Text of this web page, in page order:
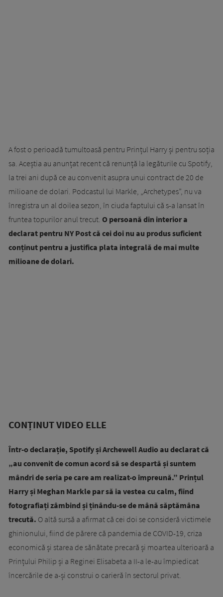
A fost o perioadă tumultoasă pentru Prințul Harry și pentru soția
sa. Aceștia au anunțat recent că renunță la legăturile cu Spotify,
la trei ani după ce au convenit asupra unui contract de 20 de
milioane de dolari. Podcastul lui Markle, „Archetypes”, nu va
înregistra un al doilea sezon, în ciuda faptului că s-a lansat în
fruntea topurilor anul trecut. O persoană din interior a
declarat pentru NY Post că cei doi nu au produs suficient
conținut pentru a justifica plata integrală de mai multe
milioane de dolari.
CONȚINUT VIDEO ELLE
Într-o declarație, Spotify și Archewell Audio au declarat că
„au convenit de comun acord să se despartă și suntem
mândri de seria pe care am realizat-o împreună.” Prințul
Harry și Meghan Markle par să ia vestea cu calm, fiind
fotografiați zâmbind și ținându-se de mână săptămâna
trecută. O altă sursă a afirmat că cei doi se consideră victimele
ghinionului, fiind de părere că pandemia de COVID-19, criza
economică și starea de sănătate precară și moartea ulterioară a
Prințului Philip și a Reginei Elisabeta a II-a le-au împiedicat
încercările de a-și construi o carieră în sectorul privat.